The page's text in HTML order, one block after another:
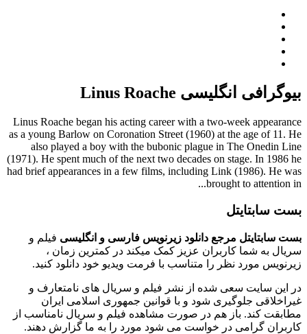
بیوگرافی انگلیسی Linus Roache
Linus Roache began his acting career with a two-week appearance
as a young Barlow on Coronation Street (1960) at the age of 11. He
also played a boy with the bubonic plague in The Onedin Line
(1971). He spent much of the next two decades on stage. In 1986 he
had brief appearances in a few films, including Link (1986). He was
brought to attention in...
بست سابتایتل
بست سابتایتل مرجع دانلود زیرنویس فارسی و انگلیسی فیلم و
سریال به شما کاربران عزیز کمک میکند در کمترین زمان ،
زیرنویس مورد نظر را متناسب با فرمت ویدیو خود دانلود کنید.
در این سایت سعی شده از نشر فیلم و سریال های نامتعارف و
غیراخلاقی جلوگیری شود و با قوانین جمهوری اسلامی ایران
مطابقت کند. باز هم در صورت مشاهده فیلم و سریال نامناسب از
کاربران گرامی در خواست می شود مورد را به ما گزارش دهند.